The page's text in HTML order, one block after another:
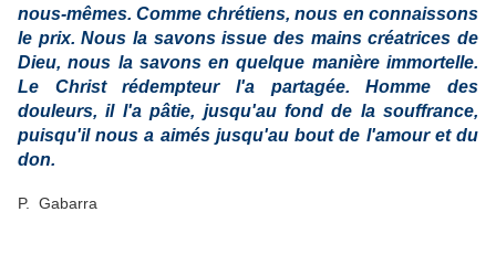
nous-mêmes. Comme chrétiens, nous en connaissons
le prix. Nous la savons issue des mains créatrices de
Dieu, nous la savons en quelque manière immortelle.
Le Christ rédempteur l'a partagée. Homme des
douleurs, il l'a pâtie, jusqu'au fond de la souffrance,
puisqu'il nous a aimés jusqu'au bout de l'amour et du
don.
P. Gabarra